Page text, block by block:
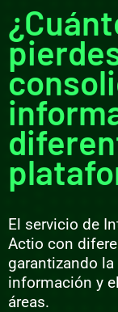
El servicio de
Actio con
garantizando
información y
áreas.